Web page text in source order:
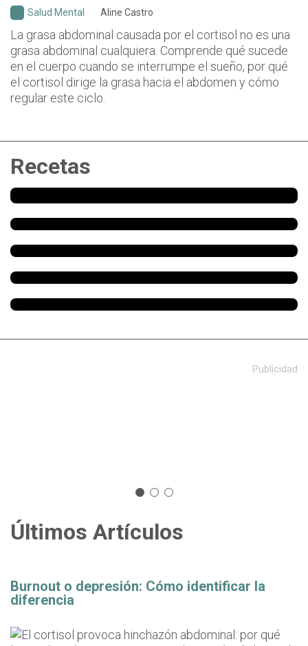
Salud Mental Aline Castro
La grasa abdominal causada por el cortisol no es una
grasa abdominal cualquiera. Comprende qué sucede
en el cuerpo cuando se interrumpe el sueño, por qué
el cortisol dirige la grasa hacia el abdomen y cómo
regular este ciclo.
Recetas
Publicidad
Últimos Artículos
Burnout o depresión: Cómo identificar la
diferencia